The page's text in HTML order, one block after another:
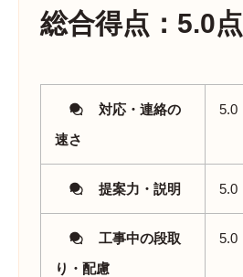
総合得点：5.0点
対応・連絡の
速さ
5.0
提案力・説明 5.0
工事中の段取
り・配慮
5.0